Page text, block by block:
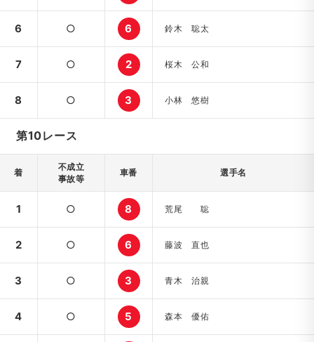
6 ○ 6 鈴木 聡太
7 ○ 2 桜木 公和
8 ○ 3 小林 悠樹
第10レース
着
不成立
事故等
車番 選手名
1 ○ 8 荒尾 聡
2 ○ 6 藤波 直也
3 ○ 3 青木 治親
4 ○ 5 森本 優佑